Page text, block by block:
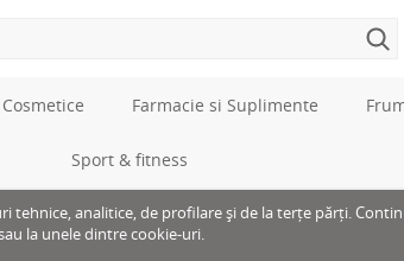
Cosmetice Farmacie si Suplimente
Sport & fitness
analitice, de profilare și de la terțe părți.
la unele dintre cookie-uri.